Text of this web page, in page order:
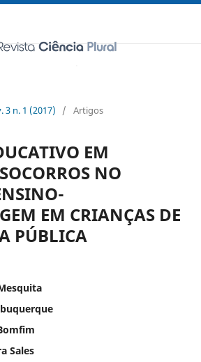
3 n. 1 (2017) / Artigos
EM
NO
EM CRIANÇAS DE
PÚBLICA
Sales